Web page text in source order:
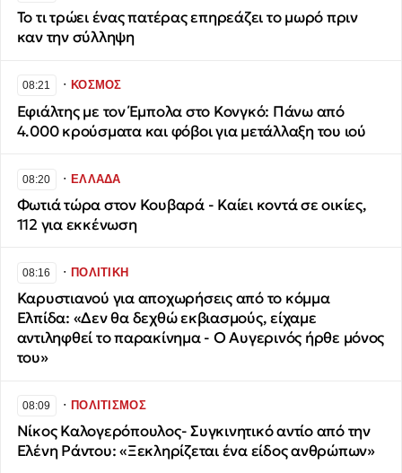
Το τι τρώει ένας πατέρας επηρεάζει το μωρό πριν
καν την σύλληψη
08:21 ∙ΚΟΣΜΟΣ
Εφιάλτης με τον Έμπολα στο Κονγκό: Πάνω από
4.000 κρούσματα και φόβοι για μετάλλαξη του ιού
08:20 ∙ΕΛΛΑΔΑ
Φωτιά τώρα στον Κουβαρά - Καίει κοντά σε οικίες,
112 για εκκένωση
08:16 ∙ΠΟΛΙΤΙΚΗ
Καρυστιανού για αποχωρήσεις από το κόμμα
Ελπίδα: «Δεν θα δεχθώ εκβιασμούς, είχαμε
αντιληφθεί το παρακίνημα - Ο Αυγερινός ήρθε μόνος
του»
08:09 ∙ΠΟΛΙΤΙΣΜΟΣ
Νίκος Καλογερόπουλος- Συγκινητικό αντίο από την
Ελένη Ράντου: «Ξεκληρίζεται ένα είδος ανθρώπων»